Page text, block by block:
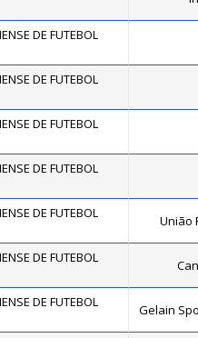
DE FUTEBOL
DE FUTEBOL
DE FUTEBOL
DE FUTEBOL
DE FUTEBOL
União
DE FUTEBOL
DE FUTEBOL
Gelain